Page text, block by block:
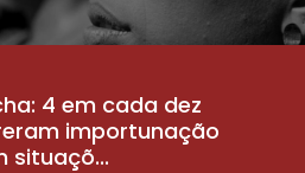
4 em cada dez
importunação
situaçõ...